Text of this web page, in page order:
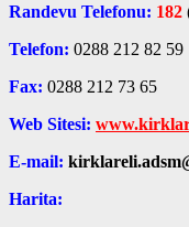
Randevu Telefonu: 182
Telefon: 0288 212 82 59
Fax: 0288 212 73 65
Web Sitesi:
E-mail:
Harita: